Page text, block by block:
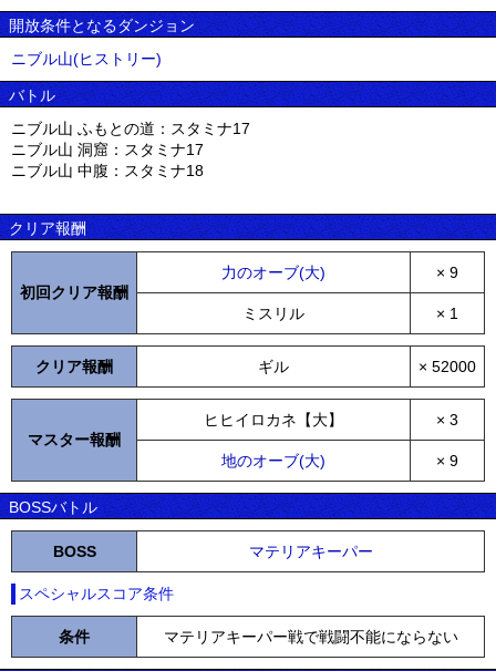
開放条件となるダンジョン
ニブル山(ヒストリー)
バトル
ニブル山 ふもとの道：スタミナ17
ニブル山 洞窟：スタミナ17
ニブル山 中腹：スタミナ18
クリア報酬
初回クリア報酬
力のオーブ(大) × 9
ミスリル × 1
クリア報酬 ギル × 52000
マスター報酬
ヒヒイロカネ【大】 × 3
地のオーブ(大) × 9
BOSSバトル
BOSS マテリアキーパー
スペシャルスコア条件
条件 マテリアキーパー戦で戦闘不能にならない